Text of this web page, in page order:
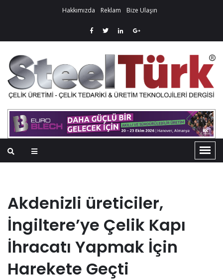
Hakkımızda Reklam Bize Ulaşın
Akdenizli üreticiler,
İngiltere’ye Çelik Kapı
İhracatı Yapmak İçin
Harekete Geçti